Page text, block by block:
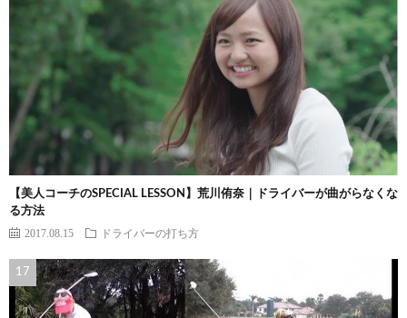
【美人コーチのSPECIAL LESSON】荒川侑奈｜ドライバーが曲がらなくな
る方法
2017.08.15 ドライバーの打ち方